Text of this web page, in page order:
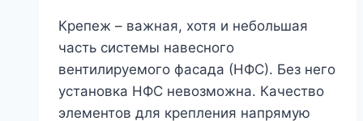
Крепеж – важная, хотя и небольшая
часть системы навесного
вентилируемого фасада (НФС). Без него
установка НФС невозможна. Качество
элементов для крепления напрямую